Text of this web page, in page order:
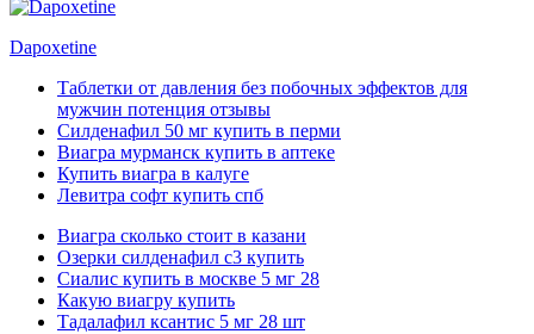
Dapoxetine
Таблетки от давления без побочных эффектов для
мужчин потенция отзывы
Силденафил 50 мг купить в перми
Виагра мурманск купить в аптеке
Купить виагра в калуге
Левитра софт купить спб
Виагра сколько стоит в казани
Озерки силденафил с3 купить
Сиалис купить в москве 5 мг 28
Какую виагру купить
Тадалафил ксантис 5 мг 28 шт